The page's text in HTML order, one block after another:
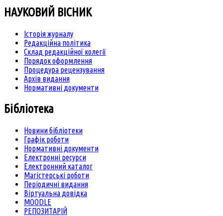
НАУКОВИЙ ВІСНИК
Історія журналу
Редакційна політика
Склад редакційної колегії
Порядок оформлення
Процедура рецензування
Архів видання
Нормативні документи
Бібліотека
Новини бібліотеки
Графік роботи
Нормативні документи
Електронні ресурси
Електронний каталог
Магістерські роботи
Періодичні видання
Віртуальна довідка
MOODLE
РЕПОЗИТАРІЙ